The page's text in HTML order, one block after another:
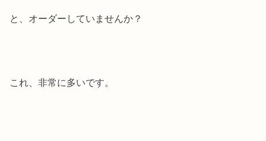
と、オーダーしていませんか？
これ、非常に多いです。